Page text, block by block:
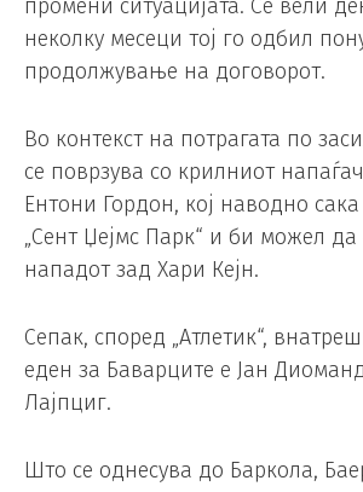
промени ситуацијата. Се вели
неколку месеци тој го одбил
продолжување на договорот.
Во контекст на потрагата по
се поврзува со крилниот
Ентони Гордон, кој наводно
„Сент Џејмс Парк“ и би можел
нападот зад Хари Кејн.
Сепак, според „Атлетик“,
еден за Баварците е Јан
Лајпциг.
Што се однесува до Баркола,